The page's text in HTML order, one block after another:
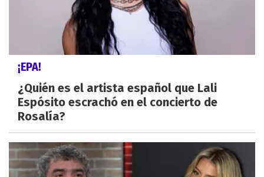
¡EPA!
¿Quién es el artista español que Lali
Espósito escrachó en el concierto de
Rosalía?